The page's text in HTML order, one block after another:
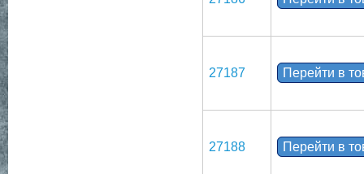
27187 Перейти в
27188 Перейти в